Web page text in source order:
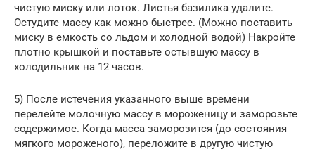
чистую миску или лоток. Листья базилика удалите.
Остудите массу как можно быстрее. (Можно поставить
миску в емкость со льдом и холодной водой) Накройте
плотно крышкой и поставьте остывшую массу в
холодильник на 12 часов.
5) После истечения указанного выше времени
перелейте молочную массу в мороженицу и заморозьте
содержимое. Когда масса заморозится (до состояния
мягкого мороженого), переложите в другую чистую